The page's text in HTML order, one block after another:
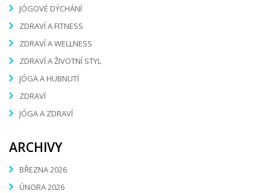
JÓGOVÉ DÝCHÁNÍ
ZDRAVÍ A FITNESS
ZDRAVÍ A WELLNESS
ZDRAVÍ A ŽIVOTNÍ STYL
JÓGA A HUBNUTÍ
ZDRAVÍ
JÓGA A ZDRAVÍ
ARCHIVY
BŘEZNA 2026
ÚNORA 2026